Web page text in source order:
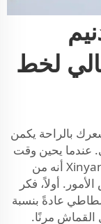
لخط
بالراحة يكمن
عندما يحين وقت
اختيار القماش لخط ملابسك، نجد هنا في Xinyang أنه من
أولاً، فكر
عادةً بنسبة
مرنًا.